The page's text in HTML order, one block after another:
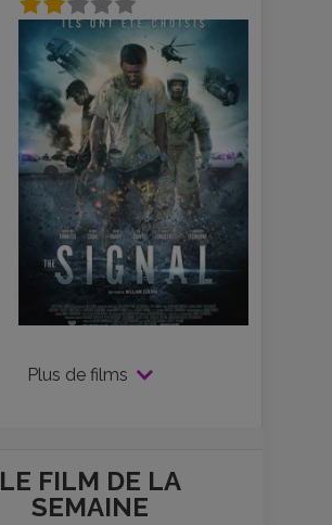
Plus de films
LE FILM DE LA
SEMAINE